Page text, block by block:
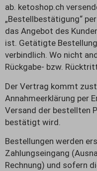
ab. ketoshop.ch
„Bestellbestätigung“
das Angebot des
ist. Getätigte
verbindlich. Wo nicht
Rückgabe- bzw.
Der Vertrag kommt
Annahmeerklärung per
Versand der bestellten
bestätigt wird.
Bestellungen werden
Zahlungseingang
Rechnung) und sofern